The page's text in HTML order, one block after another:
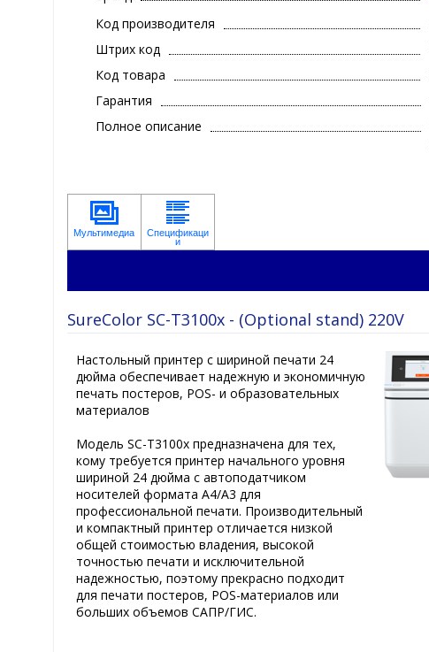
Код производителя
Штрих код
Код товара
Гарантия
Полное описание
SureColor SC-T3100x - (Optional stand) 220V
Настольный принтер с шириной печати 24
дюйма обеспечивает надежную и экономичную
печать постеров, POS- и образовательных
материалов
Модель SC-T3100x предназначена для тех,
кому требуется принтер начального уровня
шириной 24 дюйма с автоподатчиком
носителей формата A4/A3 для
профессиональной печати. Производительный
и компактный принтер отличается низкой
общей стоимостью владения, высокой
точностью печати и исключительной
надежностью, поэтому прекрасно подходит
для печати постеров, POS-материалов или
больших объемов САПР/ГИС.